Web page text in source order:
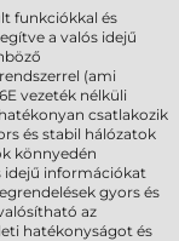
funkciókkal és
a valós idejű
(ami
vezeték nélküli
csatlakozik
és stabil hálózatok
könnyedén
idejű információkat
gyors és
az
hatékonyságot és